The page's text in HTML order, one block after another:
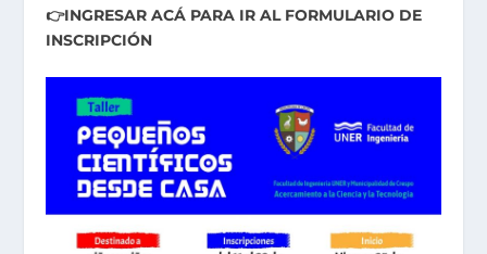
👉INGRESAR ACÁ PARA IR AL FORMULARIO DE
INSCRIPCIÓN